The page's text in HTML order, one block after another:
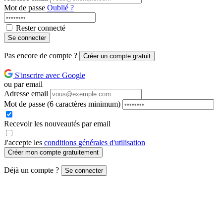
Mot de passe Oublié ?
Rester connecté
Se connecter
Pas encore de compte ? Créer un compte gratuit
S'inscrire avec Google
ou par email
Adresse email
Mot de passe (6 caractères minimum)
Recevoir les nouveautés par email
J'accepte les conditions générales d'utilisation
Créer mon compte gratuitement
Déjà un compte ? Se connecter